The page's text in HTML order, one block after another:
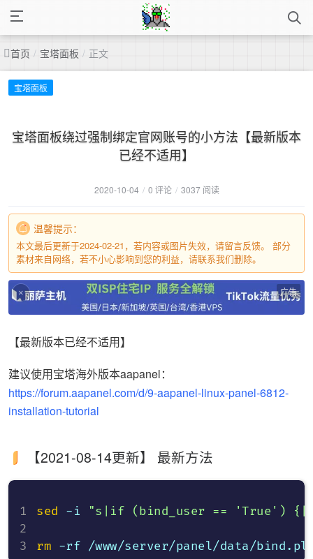
首页 / 宝塔面板 / 正文
宝塔面板
宝塔面板绕过强制绑定官网账号的小方法【最新版本
已经不适用】
2020-10-04 / 0 评论 / 3037 阅读
温馨提示：
本文最后更新于2024-02-21，若内容或图片失效，请留言反馈。 部分
素材来自网络，若不小心影响到您的利益，请联系我们删除。
× 广告
【最新版本已经不适用】
建议使用宝塔海外版本aapanel：
https://forum.aapanel.com/d/9-aapanel-linux-panel-6812-
installation-tutorial
【2021-08-14更新】 最新方法
sed -i "s|if (bind_user == 'True') {|if
rm